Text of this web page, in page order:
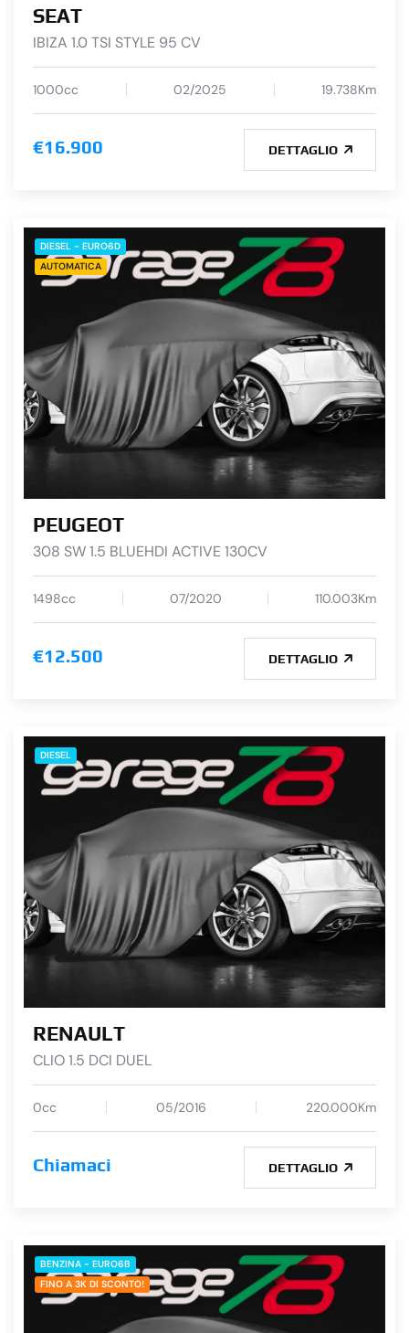
SEAT
IBIZA 1.0 TSI STYLE 95 CV
1000cc 02/2025 19.738Km
€16.900 DETTAGLIO
DIESEL - EURO6D
AUTOMATICA
PEUGEOT
308 SW 1.5 BLUEHDI ACTIVE 130CV
1498cc 07/2020 110.003Km
€12.500 DETTAGLIO
DIESEL
RENAULT
CLIO 1.5 DCI DUEL
0cc 05/2016 220.000Km
Chiamaci DETTAGLIO
BENZINA - EURO6B
FINO A 3K DI SCONTO!